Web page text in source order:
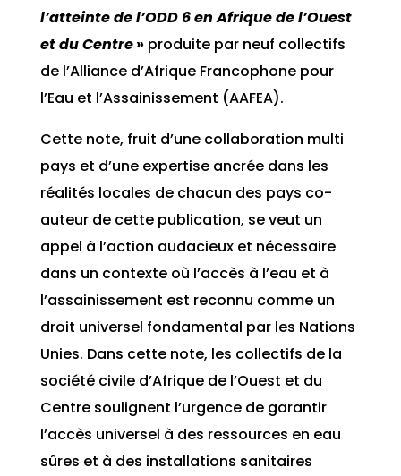
l’atteinte de l’ODD 6 en Afrique de l’Ouest
et du Centre» produite par neuf collectifs
de l’Alliance d’Afrique Francophone pour
l’Eau et l’Assainissement (AAFEA).
Cette note, fruit d’une collaboration multi
pays et d’une expertise ancrée dans les
réalités locales de chacun des pays co-
auteur de cette publication, se veut un
appel à l’action audacieux et nécessaire
dans un contexte où l’accès à l’eau et à
l’assainissement est reconnu comme un
droit universel fondamental par les Nations
Unies. Dans cette note, les collectifs de la
société civile d’Afrique de l’Ouest et du
Centre soulignent l’urgence de garantir
l’accès universel à des ressources en eau
sûres et à des installations sanitaires